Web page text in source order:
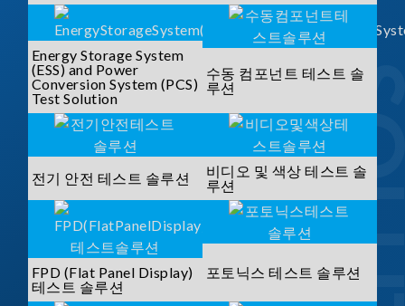
Energy Storage System
(ESS) and Power
Conversion System (PCS)
Test Solution
수동 컴포넌트 테스트 솔
루션
전기 안전 테스트 솔루션
비디오 및 색상 테스트 솔
루션
FPD (Flat Panel Display)
테스트 솔루션
포토닉스 테스트 솔루션